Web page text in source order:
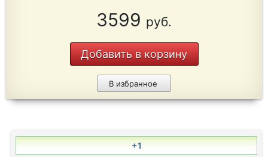
3599 руб.
Добавить в корзину
В избранное
+1